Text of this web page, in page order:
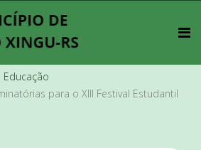
Educação
para o XIII Festival Estudantil